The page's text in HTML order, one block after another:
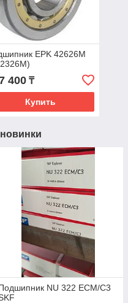
EPK 42626M
400₸
Купить
NU 322 ECM/C3